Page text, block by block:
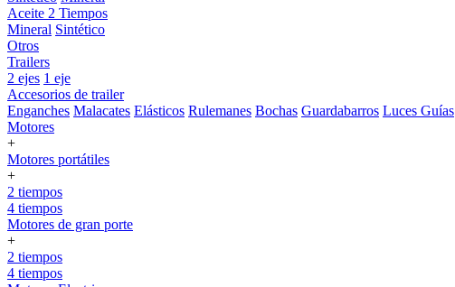
Aceite 2 Tiempos
Mineral Sintético
Otros
Trailers
2 ejes 1 eje
Accesorios de trailer
Enganches Malacates Elásticos Rulemanes Bochas Guardabarros Luces Guías
Motores
+
Motores portátiles
+
2 tiempos
4 tiempos
Motores de gran porte
+
2 tiempos
4 tiempos